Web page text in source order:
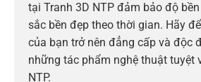
tại Tranh 3D NTP đảm bảo độ
sắc bền đẹp theo thời gian. Hãy
của bạn trở nên đẳng cấp và độc
những tác phẩm nghệ thuật tuyệt
NTP.